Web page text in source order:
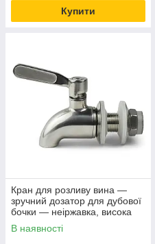
Купити
Кран для розливу вина —
зручний дозатор для дубової
бочки — неіржавка, висока
якість
В наявності